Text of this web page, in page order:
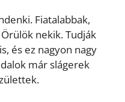
Fiatalabbak,
nekik. Tudják
és ez nagyon nagy
már slágerek